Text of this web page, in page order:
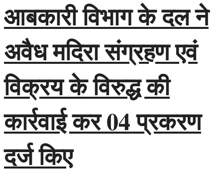
आबकारी विभाग के दल ने
अवैध मदिरा संग्रहण एवं
विक्रय के विरुद्ध की
कार्रवाई कर 04 प्रकरण
दर्ज किए